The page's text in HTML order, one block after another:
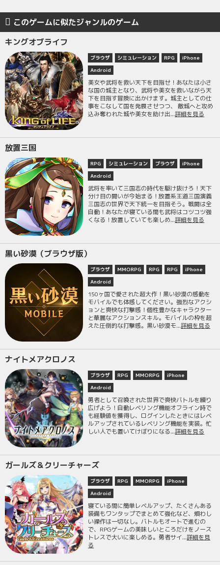
このゲームに似たジャンルのゲーム
キングオブライフ
ブラウザ シミュレーション RPG
iPhone
Android
美女や武将を救い天下を目指せ！あなたは小さ
な国の城主となり、武将や美女を救いながら天
下を目指す冒険に出かけます。城主としての仕
事をこなして国を発展させつつ、 敵城へと攻め
込み奪われた城や美女を助け出...詳細を見る
放置三国
RPG シミュレーション ブラウザ
iPhone
Android
武将を率いて三国志の時代を駆け抜けろ！天下
分け目の闘いが今始まる！放置系王道三国演義
三国志の世界で天下統一を目指そう。戦闘は全
自動！あなたが寝ている間も武将はコツコツ強
くなる！放置していても楽しめ...詳細を見る
黒い砂漠（ブラウザ版）
ブラウザ MMORPG RPG RPG
iPhone
Android
150ヶ国で愛された超大作！黒い砂漠の感動を
モバイルでも体感してください。強烈なアクシ
ョンと爽快な打撃感！個性豊かなキャラクター
と華麗なアクションスキル。モバイルの枠を超
えた圧倒的な打撃感。黒い砂漠モ...詳細を見る
ナイトメアクロノス
ブラウザ RPG MMORPG
iPhone
Android
勇者として召喚された世界で爽快バトルを繰り
広げよう！自動レベリング機能オフライン時で
も経験値を獲得し、ログインしたときにはレベ
ルアップされているレベリング機能を実装。忙
しい人でも置いてけぼりになる...詳細を見る
ガールズ＆クリーチャーズ
ブラウザ RPG MMORPG
iPhone
Android
寝ている間に簡単レベルアップ、たくさんある
装備もワンタップでまとめて強化など、煩わし
い操作は一切なし。バトルもオートで進むの
で、RPGゲームの美味しいところだけをノース
トレスで大いに楽しめる。勇者サイ...詳細を見
る